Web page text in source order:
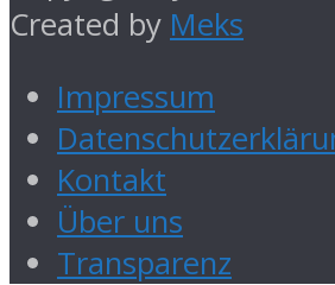
Created by Meks
Impressum
Kontakt
Über uns
Transparenz